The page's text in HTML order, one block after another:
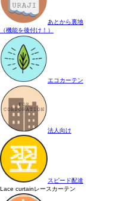
あとから裏地
（機能を後付け！）
エコカーテン
法人向け
スピード配達
Lace curtainレースカーテン